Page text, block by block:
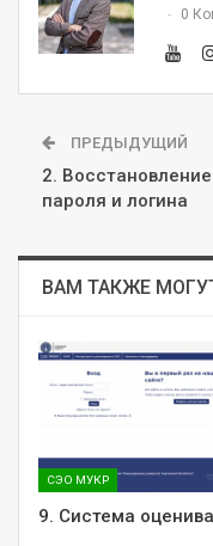
0
ПРЕДЫДУЩИЙ
2. Восстановление
пароля и логина
ВАМ ТАКЖЕ
СЭО МУКР
9. Система